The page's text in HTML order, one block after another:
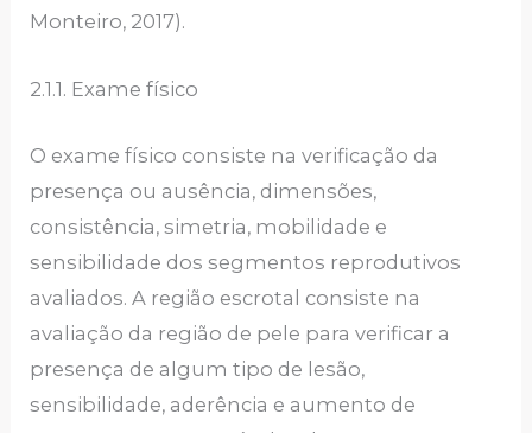
Monteiro, 2017).
2.1.1. Exame físico
O exame físico consiste na verificação da
presença ou ausência, dimensões,
consistência, simetria, mobilidade e
sensibilidade dos segmentos reprodutivos
avaliados. A região escrotal consiste na
avaliação da região de pele para verificar a
presença de algum tipo de lesão,
sensibilidade, aderência e aumento de